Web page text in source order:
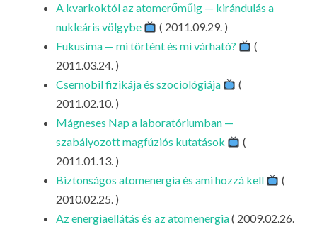
G
O
KI
A kvarkoktól az atomerőműig — kirándulás a
nukleáris völgybe
( 2011.09.29. )
Fukusima — mi történt és mi várható?
(
2011.03.24. )
Csernobil fizikája és szociológiája
(
2011.02.10. )
Mágneses Nap a laboratóriumban —
szabályozott magfúziós kutatások
(
2011.01.13. )
Biztonságos atomenergia és ami hozzá kell
(
2010.02.25. )
Az energiaellátás és az atomenergia( 2009.02.26.